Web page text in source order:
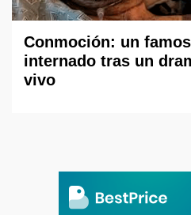
Conmoción: un
internado tras un
vivo